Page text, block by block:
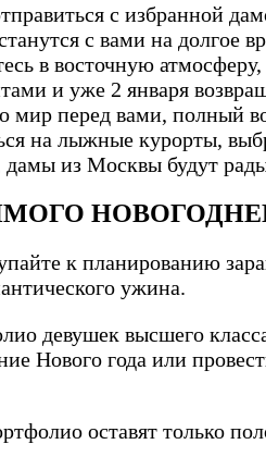
с избранной
с вами на долгое
в восточную
и уже 2 января
перед вами, полный
на лыжные курорты,
из Москвы будут
к планированию
ужина.
девушек высшего
Нового года или
оставят только